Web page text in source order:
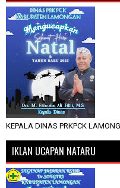
KEPALA DINAS PRKPCK
IKLAN UCAPAN NATARU